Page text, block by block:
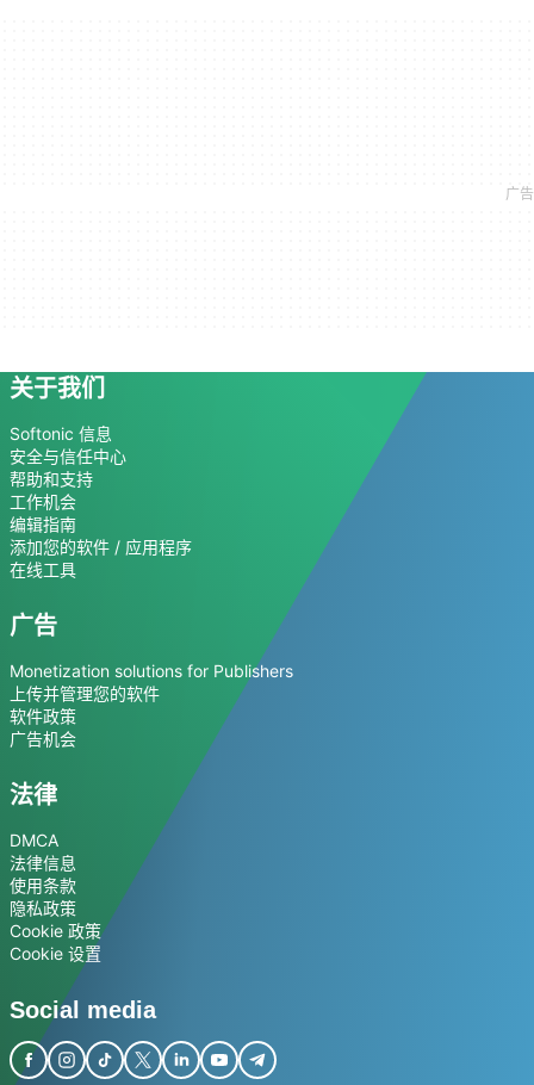
关于我们
Softonic 信息
安全与信任中心
帮助和支持
工作机会
编辑指南
添加您的软件 / 应用程序
在线工具
广告
Monetization solutions for Publishers
上传并管理您的软件
软件政策
广告机会
法律
DMCA
法律信息
使用条款
隐私政策
Cookie 政策
Cookie 设置
Social media